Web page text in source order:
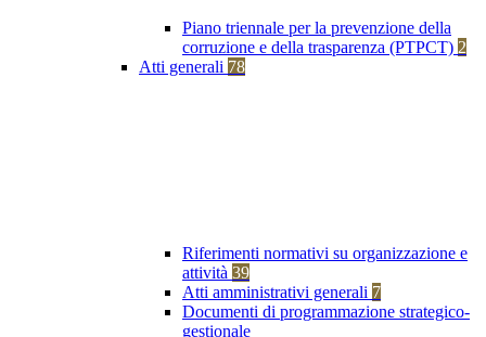
Piano triennale per la prevenzione della
corruzione e della trasparenza (PTPCT) 2
Atti generali 78
Riferimenti normativi su organizzazione e
attività 39
Atti amministrativi generali 7
Documenti di programmazione strategico-
gestionale